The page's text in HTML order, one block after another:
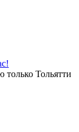
только Тольятти